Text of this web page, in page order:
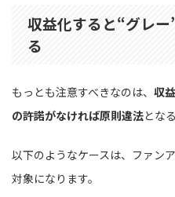
収益化すると“グレ
る
もっとも注意すべきなのは、 収
の許諾がなければ原則違法とな
以下のようなケースは、ファン
対象になります。